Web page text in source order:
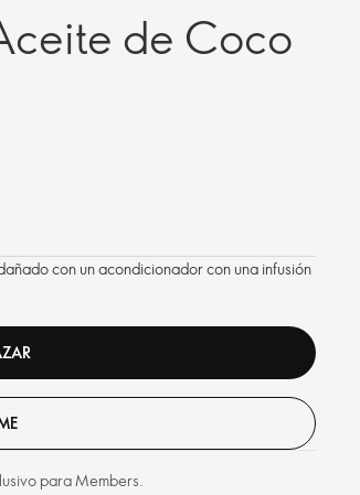
de Coco
con un acondicionador con una infusión
para Members.